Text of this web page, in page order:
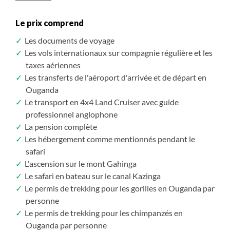
Dans les zones humides où les figuiers sauvages
Kibale abrite de nombreux éléphants de forêt et
céphalophes.
Les Chimpanzés
beaucoup à la recherche de leur alimentation
préférée. À Kibale, nous trouvons des groupes d’une
cinquantaine d’individus qui se séparent selon
l’abondance de nourriture pour se retrouver le soir
et dormir dans des nids à quelques trentaines de
mètres de hauteur.
Votre guide pisteur vous fera découvrir les autres
espèces vivant dans la forêt, y compris les oiseaux, la
flore et la faune. Bien sûr, les vedettes de l’aventure
seront les chimpanzés, mais vous pourrez également
rencontrer neuf autres espèces de primates, plus
petites que leurs cousins gorilles, mais toutes aussi
charmantes, intelligentes et expressives. Les familles
la brume" de l'Ouganda.
Possibilité de faire le trek dans la forêt de Bwindi en
fonction des permis disponibles le jour de la réservation
Le prix comprend
Les documents de voyage
Les vols internationaux sur compagnie régulière et les
taxes aériennes
Les transferts de l'aéroport d'arrivée et de départ en
Ouganda
Le transport en 4x4 Land Cruiser avec guide
professionnel anglophone
La pension complète
Les hébergement comme mentionnés pendant le
safari
L'ascension sur le mont Gahinga
Le safari en bateau sur le canal Kazinga
Le permis de trekking pour les gorilles en Ouganda par
personne
Le permis de trekking pour les chimpanzés en
Ouganda par personne